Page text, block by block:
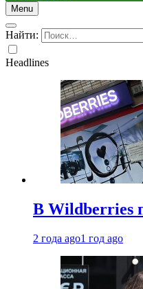
Menu
Найти:
Headlines
В Wildberries
2 года ago1 год ago